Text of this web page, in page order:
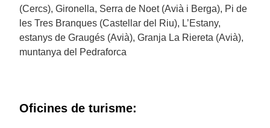
(Cercs), Gironella, Serra de Noet (Avià i Berga), Pi de
les Tres Branques (Castellar del Riu), L’Estany,
estanys de Graugés (Avià), Granja La Riereta (Avià),
muntanya del Pedraforca
Oficines de turisme: